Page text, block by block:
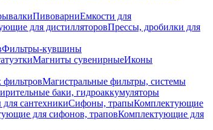
ПивоварниЕмкости для
для дистилляторовПрессы, дробилки для
Фильтры-кувшины
Магниты сувенирныеИконы
Магистральные фильтры, системы
баки, гидроаккумуляторы
сантехникиСифоны, трапыКомплектующие
для сифонов, траповКомплектующие для